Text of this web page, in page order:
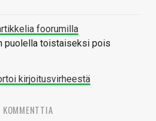
foorumilla
puolella toistaiseksi pois
kirjoitusvirheestä
KOMMENTTIA